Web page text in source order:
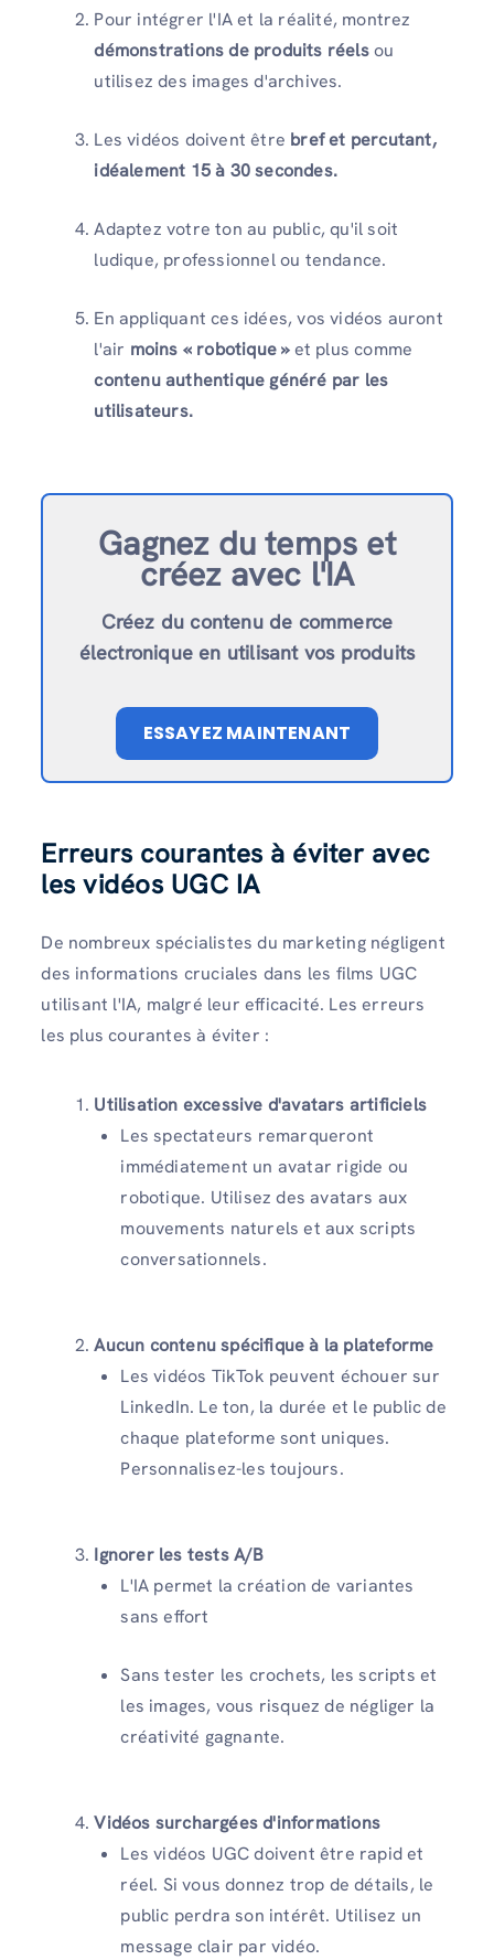
Pour intégrer l'IA et la réalité, montrez
démonstrations de produits réelsou
utilisez des images d'archives.
Les vidéos doivent être bref et percutant,
idéalement 15 à 30 secondes.
Adaptez votre ton au public, qu'il soit
ludique, professionnel ou tendance.
En appliquant ces idées, vos vidéos auront
l'air moins « robotique »et plus comme
contenu authentique généré par les
utilisateurs.
Gagnez du temps et
créez avec l'IA
Créez du contenu de commerce
électronique en utilisant vos produits
ESSAYEZ MAINTENANT
Erreurs courantes à éviter avec
les vidéos UGC IA
De nombreux spécialistes du marketing négligent
des informations cruciales dans les films UGC
utilisant l'IA, malgré leur efficacité. Les erreurs
les plus courantes à éviter :
Utilisation excessive d'avatars artificiels
Les spectateurs remarqueront
immédiatement un avatar rigide ou
robotique. Utilisez des avatars aux
mouvements naturels et aux scripts
conversationnels.
Aucun contenu spécifique à la plateforme
Les vidéos TikTok peuvent échouer sur
LinkedIn. Le ton, la durée et le public de
chaque plateforme sont uniques.
Personnalisez-les toujours.
Ignorer les tests A/B
L'IA permet la création de variantes
sans effort
Sans tester les crochets, les scripts et
les images, vous risquez de négliger la
créativité gagnante.
Vidéos surchargées d'informations
Les vidéos UGC doivent être rapid et
réel. Si vous donnez trop de détails, le
public perdra son intérêt. Utilisez un
message clair par vidéo.